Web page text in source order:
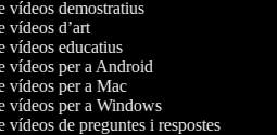
vídeos demostratius
vídeos d’art
vídeos educatius
vídeos per a Android
vídeos per a Mac
vídeos per a Windows
vídeos de preguntes i respostes